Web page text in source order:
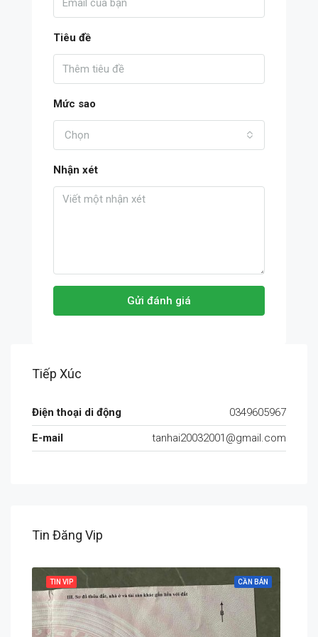
Tiêu đề
Mức sao
Chọn
Nhận xét
Gửi đánh giá
Tiếp Xúc
Điện thoại di động
0349605967
E-mail
tanhai20032001@gmail.com
Tin Đăng Vip
CẦN BÁN
TIN VIP